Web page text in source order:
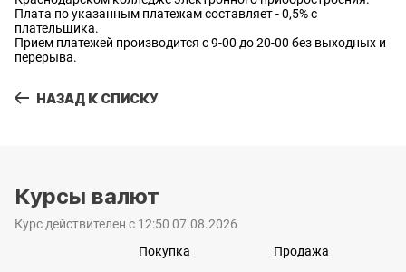
Плата по указанным платежам составляет - 0,5% с
плательщика.
Прием платежей производится с 9-00 до 20-00 без выходных и
перерыва.
НАЗАД К СПИСКУ
Курсы валют
Курс действителен с 12:50 07.08.2026
Покупка Продажа